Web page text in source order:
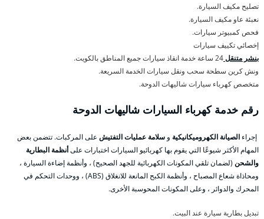
تصليح مكيف السيارة.
نعبئة عاو مكيف السيارة.
فحص كمبيوتر سيارات.
إخصائي تكييف سيارات
بنشر متنقل24 ساعة خدمة انقاذ سيارات جميع المناطق بالكويت.
ونش كرين سطحة سحب ونقل سيارات الخدمة السريعة.
متخصص كهرباء سيارات شاليهات الدوحة.
رقم خدمة كهرباء السيارات شاليهات الدوحة
إجراء الصيانة الكهروميكانيكية و سلامة عمليات التفتيش على المركبات. تتضمن بعض
المهام الأكثر شيوعًا التي يقوم بها كهربائيو السيارات اختبارات علىأنظمة البطارية
والشحن (لضمان تلقي المكونات الكهربائية للجهد الصحيح) ، وأنظمة إضاءة السيارة ،
ومحاذاة شعاع المصباح ، وأنظمة الكبح المانعة للانغلاق (ABS) ، ووحدات التحكم في
المحرك والدوائر ، وعلى المكونات المحوسبة الأخرى.
تبديل بطارية سيارة عند البيت.